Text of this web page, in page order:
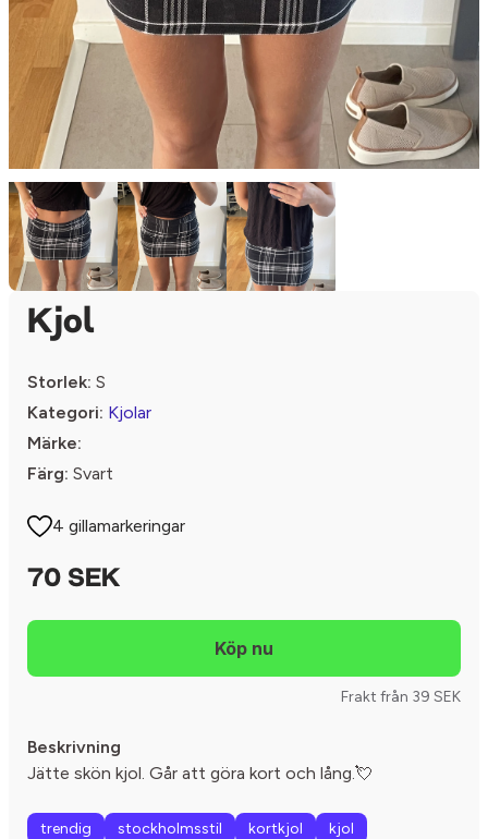
Kjol
Storlek: S
Kategori: Kjolar
Märke:
Färg: Svart
4 gillamarkeringar
70 SEK
Frakt från 39 SEK
Beskrivning
Jätte skön kjol. Går att göra kort och lång.💘
trendig stockholmsstil kortkjol kjol